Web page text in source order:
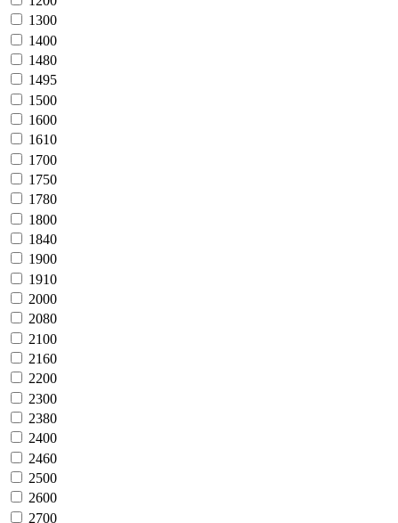
1300
1400
1480
1495
1500
1600
1610
1700
1750
1780
1800
1840
1900
1910
2000
2080
2100
2160
2200
2300
2380
2400
2460
2500
2600
2700